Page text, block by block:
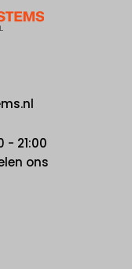
21:00
ons